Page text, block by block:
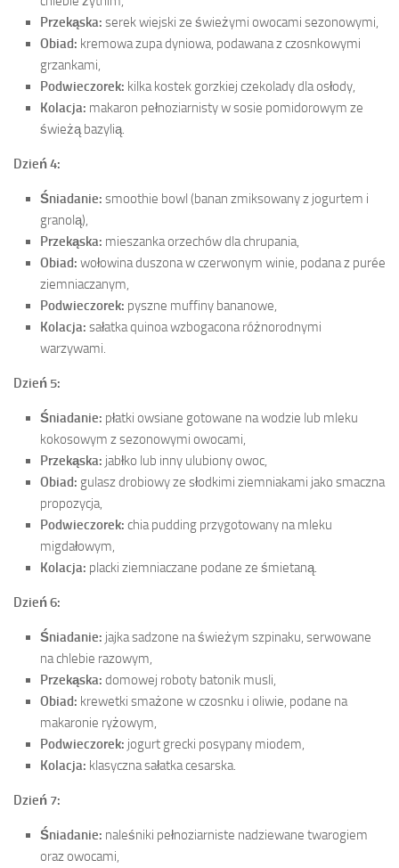
Przekąska: serek wiejski ze świeżymi owocami sezonowymi,
Obiad: kremowa zupa dyniowa, podawana z czosnkowymi
grzankami,
Podwieczorek: kilka kostek gorzkiej czekolady dla osłody,
Kolacja: makaron pełnoziarnisty w sosie pomidorowym ze
świeżą bazylią.
Dzień 4:
Śniadanie: smoothie bowl (banan zmiksowany z jogurtem i
granolą),
Przekąska: mieszanka orzechów dla chrupania,
Obiad: wołowina duszona w czerwonym winie, podana z purée
ziemniaczanym,
Podwieczorek: pyszne muffiny bananowe,
Kolacja: sałatka quinoa wzbogacona różnorodnymi
warzywami.
Dzień 5:
Śniadanie: płatki owsiane gotowane na wodzie lub mleku
kokosowym z sezonowymi owocami,
Przekąska: jabłko lub inny ulubiony owoc,
Obiad: gulasz drobiowy ze słodkimi ziemniakami jako smaczna
propozycja,
Podwieczorek: chia pudding przygotowany na mleku
migdałowym,
Kolacja: placki ziemniaczane podane ze śmietaną.
Dzień 6:
Śniadanie: jajka sadzone na świeżym szpinaku, serwowane
na chlebie razowym,
Przekąska: domowej roboty batonik musli,
Obiad: krewetki smażone w czosnku i oliwie, podane na
makaronie ryżowym,
Podwieczorek: jogurt grecki posypany miodem,
Kolacja: klasyczna sałatka cesarska.
Dzień 7:
Śniadanie: naleśniki pełnoziarniste nadziewane twarogiem
oraz owocami,